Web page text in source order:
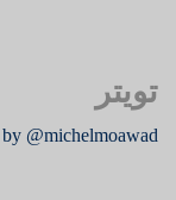
تويتر
@michelmoawad